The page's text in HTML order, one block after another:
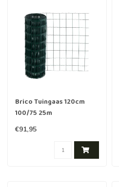
Brico Tuingaas 120cm
100/75 25m
€91,95